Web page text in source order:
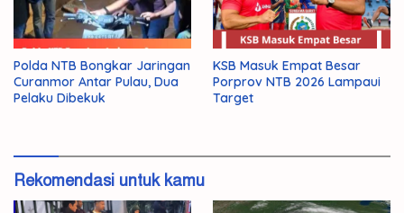
Polda NTB Bongkar Jaringan
Curanmor Antar Pulau, Dua
Pelaku Dibekuk
KSB Masuk Empat Besar
Porprov NTB 2026 Lampaui
Target
Rekomendasi untuk kamu